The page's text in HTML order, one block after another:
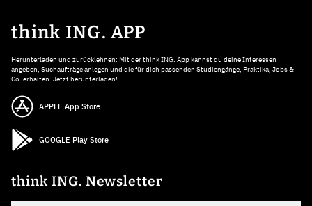
think ING. APP
Herunterladen und zurücklehnen: Mit der think ING. App kannst du deine Interessen
angeben, Suchaufträge anlegen und die für dich passenden Studiengänge, Praktika, Jobs &
Co. erhalten. Jetzt herunterladen!
APPLE App Store
GOOGLE Play Store
think ING. Newsletter